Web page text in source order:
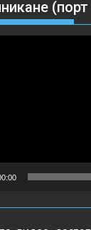
(порт